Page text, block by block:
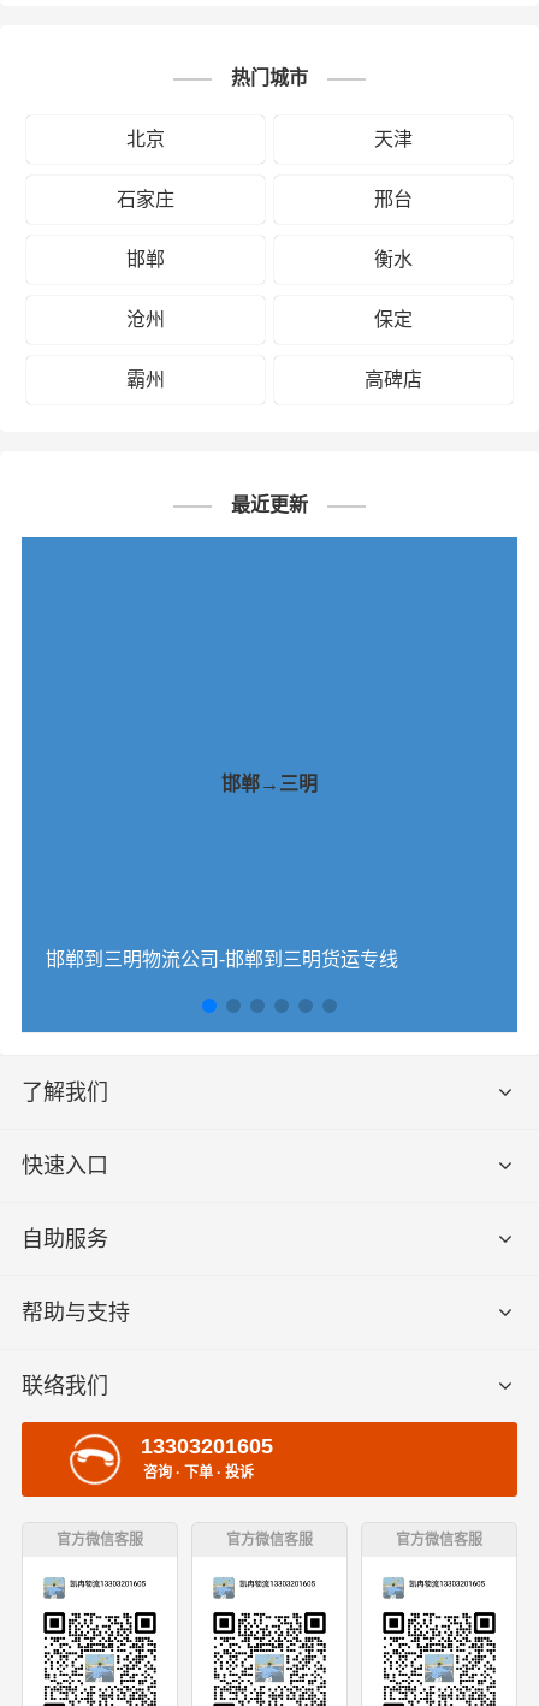
热门城市
北京 天津
石家庄 邢台
邯郸 衡水
沧州 保定
霸州 高碑店
最近更新
邯郸→三明
邯郸到三明物流公司-邯郸到三明货运专线
了解我们
快速入口
自助服务
帮助与支持
联络我们
13303201605
咨询 · 下单 · 投诉
官方微信客服 官方微信客服 官方微信客服